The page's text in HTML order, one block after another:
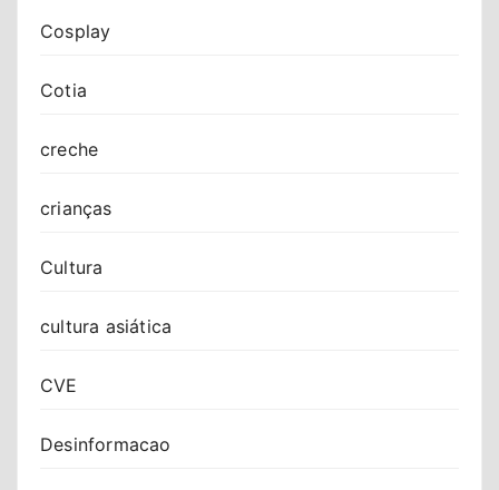
Cosplay
Cotia
creche
crianças
Cultura
cultura asiática
CVE
Desinformacao